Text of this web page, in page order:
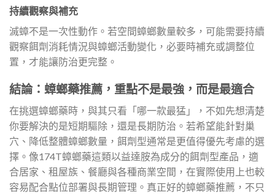
持續觀察與補充
滅蟑不是一次性動作。若空間蟑螂數量較多，可能需要持續
觀察餌劑消耗情況與蟑螂活動變化，必要時補充或調整位
置，才能讓防治更完整。
結論：蟑螂藥推薦，重點不是最強，而是最適合
在挑選蟑螂藥時，與其只看「哪一款最猛」，不如先想清楚
你要解決的是短期驅除，還是長期防治。若希望能針對巢
穴、降低整體蟑螂數量，餌劑型通常是更值得優先考慮的選
擇。像174T蟑螂藥這類以益達胺為成分的餌劑型產品，適
合居家、租屋族、餐廳與各種商業空間，在實際使用上也較
容易配合點位部署與長期管理。真正好的蟑螂藥推薦，不只